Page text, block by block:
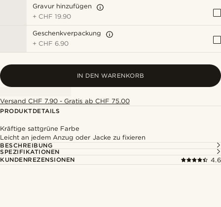
Gravur hinzufügen
+ CHF 19.90
Geschenkverpackung
+ CHF 6.90
IN DEN WARENKORB
Versand CHF 7.90 - Gratis ab CHF 75.00
PRODUKTDETAILS
Kräftige sattgrüne Farbe
Leicht an jedem Anzug oder Jacke zu fixieren
BESCHREIBUNG
SPEZIFIKATIONEN
KUNDENREZENSIONEN
4.6